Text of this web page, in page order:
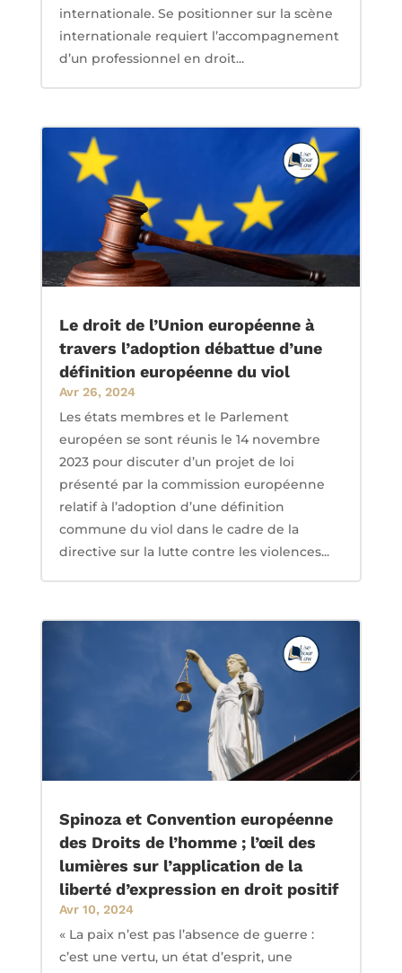
internationale. Se positionner sur la scène
internationale requiert l’accompagnement
d’un professionnel en droit...
Le droit de l’Union européenne à
travers l’adoption débattue d’une
définition européenne du viol
Avr 26, 2024
Les états membres et le Parlement
européen se sont réunis le 14 novembre
2023 pour discuter d’un projet de loi
présenté par la commission européenne
relatif à l’adoption d’une définition
commune du viol dans le cadre de la
directive sur la lutte contre les violences...
Spinoza et Convention européenne
des Droits de l’homme ; l’œil des
lumières sur l’application de la
liberté d’expression en droit positif
Avr 10, 2024
« La paix n’est pas l’absence de guerre :
c’est une vertu, un état d’esprit, une